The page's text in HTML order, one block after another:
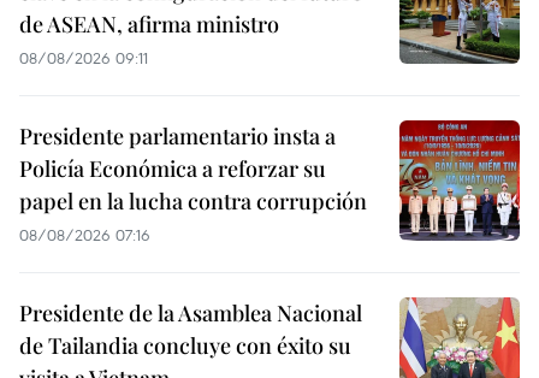
de ASEAN, afirma ministro
08/08/2026 09:11
Presidente parlamentario insta a
Policía Económica a reforzar su
papel en la lucha contra corrupción
08/08/2026 07:16
Presidente de la Asamblea Nacional
de Tailandia concluye con éxito su